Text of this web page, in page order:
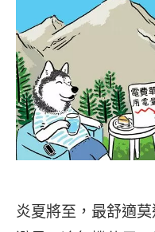
炎夏將至，最舒適